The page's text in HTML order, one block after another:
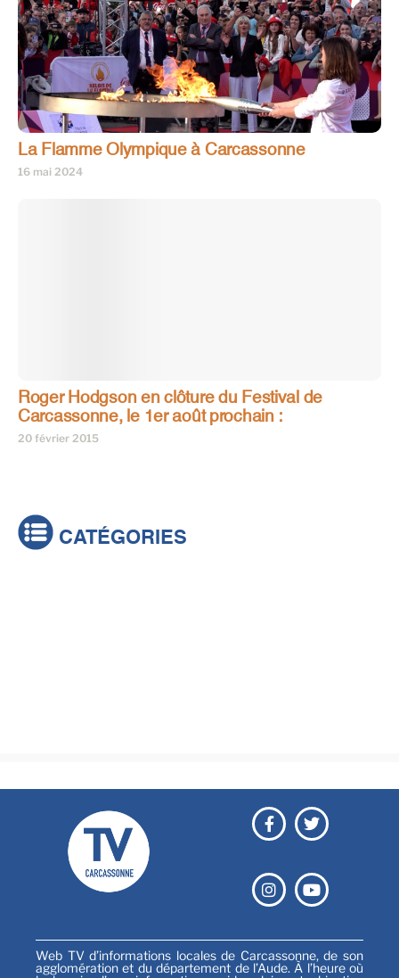
La Flamme Olympique à Carcassonne
16 mai 2024
Roger Hodgson en clôture du Festival de
Carcassonne, le 1er août prochain :
20 février 2015
CATÉGORIES
Web TV d’informations locales de Carcassonne, de son
agglomération et du département de l’Aude. À l’heure où